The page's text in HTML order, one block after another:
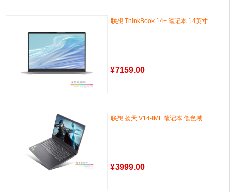
联想 ThinkBook 14+ 笔记本 14英寸
¥7159.00
联想 扬天 V14-IML 笔记本 低色域
¥3999.00